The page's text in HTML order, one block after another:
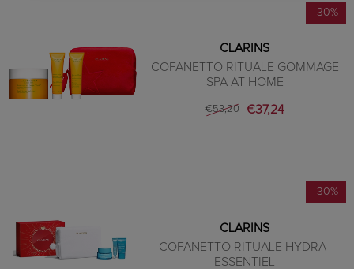
-30%
CLARINS
COFANETTO RITUALE GOMMAGE
SPA AT HOME
€53,20 €37,24
-30%
CLARINS
COFANETTO RITUALE HYDRA-
ESSENTIEL